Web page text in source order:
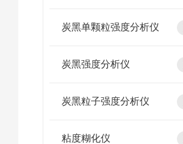
炭黑单颗粒强度分析仪
炭黑强度分析仪
炭黑粒子强度分析仪
粘度糊化仪